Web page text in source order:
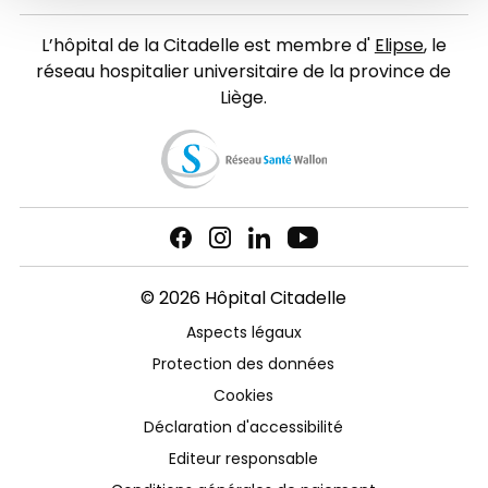
L’hôpital de la Citadelle est membre d'Elipse, le
réseau hospitalier universitaire de la province de
Liège.
© 2026 Hôpital Citadelle
Aspects légaux
Protection des données
Cookies
Déclaration d'accessibilité
Editeur responsable